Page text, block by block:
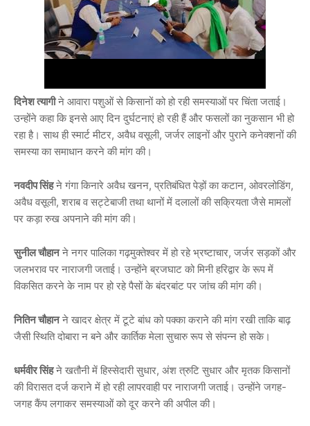
दिनेश त्यागीने आवारा पशुओं से किसानों को हो रही समस्याओं पर चिंता जताई।
उन्होंने कहा कि इनसे आए दिन दुर्घटनाएं हो रही हैं और फसलों का नुकसान भी हो
रहा है। साथ ही स्मार्ट मीटर, अवैध वसूली, जर्जर लाइनों और पुराने कनेक्शनों की
समस्या का समाधान करने की मांग की।
नवदीप सिंहने गंगा किनारे अवैध खनन, प्रतिबंधित पेड़ों का कटान, ओवरलोडिंग,
अवैध वसूली, शराब व सट्टेबाजी तथा थानों में दलालों की सक्रियता जैसे मामलों
पर कड़ा रुख अपनाने की मांग की।
सुनील चौहानने नगर पालिका गढ़मुक्तेश्वर में हो रहे भ्रष्टाचार, जर्जर सड़कों और
जलभराव पर नाराजगी जताई। उन्होंने ब्रजघाट को मिनी हरिद्वार के रूप में
विकसित करने के नाम पर हो रहे पैसों के बंदरबांट पर जांच की मांग की।
नितिन चौहानने खादर क्षेत्र में टूटे बांध को पक्का कराने की मांग रखी ताकि बाढ़
जैसी स्थिति दोबारा न बने और कार्तिक मेला सुचारु रूप से संपन्न हो सके।
धर्मवीर सिंहने खतौनी में हिस्सेदारी सुधार, अंश त्रुटि सुधार और मृतक किसानों
की विरासत दर्ज कराने में हो रही लापरवाही पर नाराजगी जताई। उन्होंने जगह-
जगह कैंप लगाकर समस्याओं को दूर करने की अपील की।